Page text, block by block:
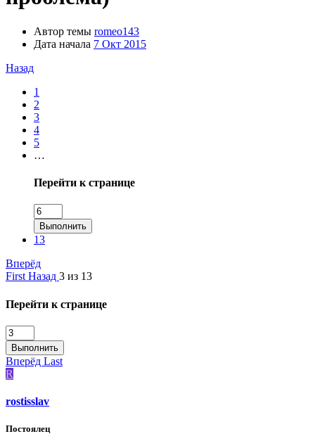
Автор темы romeo143
Дата начала 7 Окт 2015
Назад
1
2
3
4
5
…
Перейти к странице
Выполнить
13
Вперёд
First Назад 3 из 13
Перейти к странице
Выполнить
Вперёд Last
R
rostisslav
Постоялец